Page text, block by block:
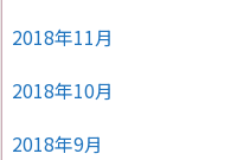
2018年11月
2018年10月
2018年9月